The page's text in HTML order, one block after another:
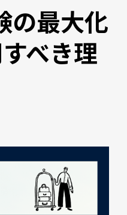
の最大化
べき理